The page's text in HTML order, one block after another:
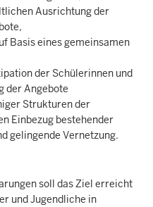
Ausrichtung der
Basis eines gemeinsamen
der Schülerinnen und
der Angebote
Strukturen der
Einbezug bestehender
gelingende Vernetzung.
soll das Ziel erreicht
und Jugendliche in